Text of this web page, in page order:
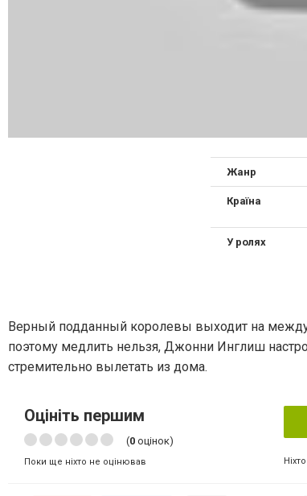
Жанр
Країна
У ролях
Верный подданный королевы выходит на
поэтому медлить нельзя, Джонни Инглиш
стремительно вылетать из дома.
Оцініть першим
(0 оцінок)
Поки ще ніхто не оцінював